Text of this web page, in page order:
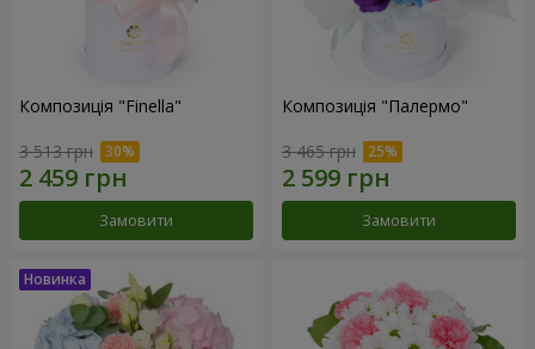
Композиція "Finella"
3 513 грн
Замовити
Композиція "Палермо"
3 465 грн
Замовити